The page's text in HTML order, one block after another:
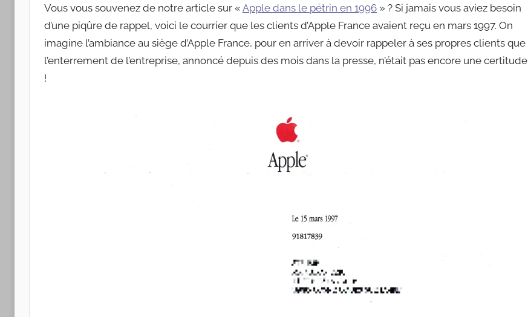
Apple
Vous vous souvenez de notre article sur « Apple dans le pétrin en 1996 » ? Si jamais vous aviez besoin
d’une piqûre de rappel, voici le courrier que les clients d’Apple France avaient reçu en mars 1997. On
imagine l’ambiance au siège d’Apple France, pour en arriver à devoir rappeler à ses propres clients que
l’enterrement de l’entreprise, annoncé depuis des mois dans la presse, n’était pas encore une certitude
!